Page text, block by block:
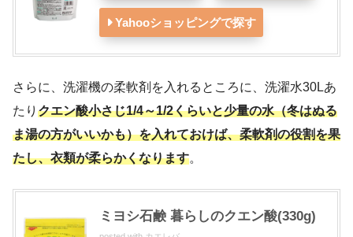
Yahooショッピングで探す
さらに、洗濯機の柔軟剤を入れるところに、洗濯水30Lあ
たり クエン酸小さじ1/4～1/2くらいと少量の水（冬はぬる
ま湯の方がいいかも）を入れておけば、柔軟剤の役割を果
たし、衣類が柔らかくなります。
ミヨシ石鹸 暮らしのクエン酸(330g)